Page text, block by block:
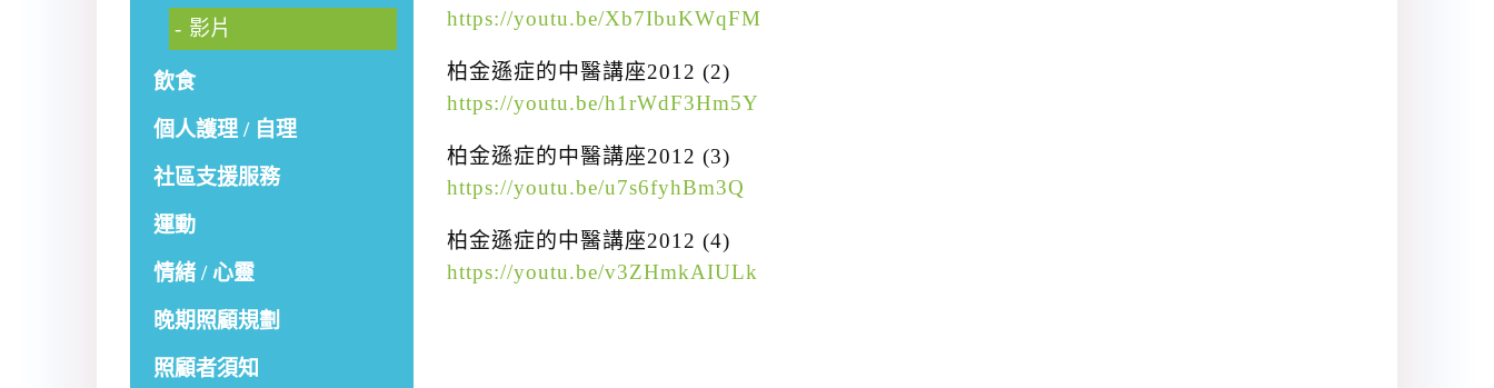
影片
飲食
個人護理 / 自理
社區支援服務
運動
情緒 / 心靈
晚期照顧規劃
照顧者須知
https://youtu.be/Xb7IbuKWqFM
柏金遜症的中醫講座2012 (2)
https://youtu.be/h1rWdF3Hm5Y
柏金遜症的中醫講座2012 (3)
https://youtu.be/u7s6fyhBm3Q
柏金遜症的中醫講座2012 (4)
https://youtu.be/v3ZHmkAIULk